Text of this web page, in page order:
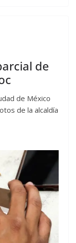
de
de México
de la alcaldía